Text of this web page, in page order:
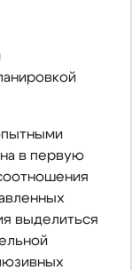
в первую
выделиться